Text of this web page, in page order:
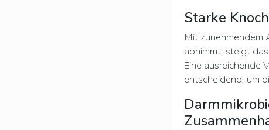
Starke
Mit zunehmendem
abnimmt, steigt
Eine ausreichende
entscheidend, um